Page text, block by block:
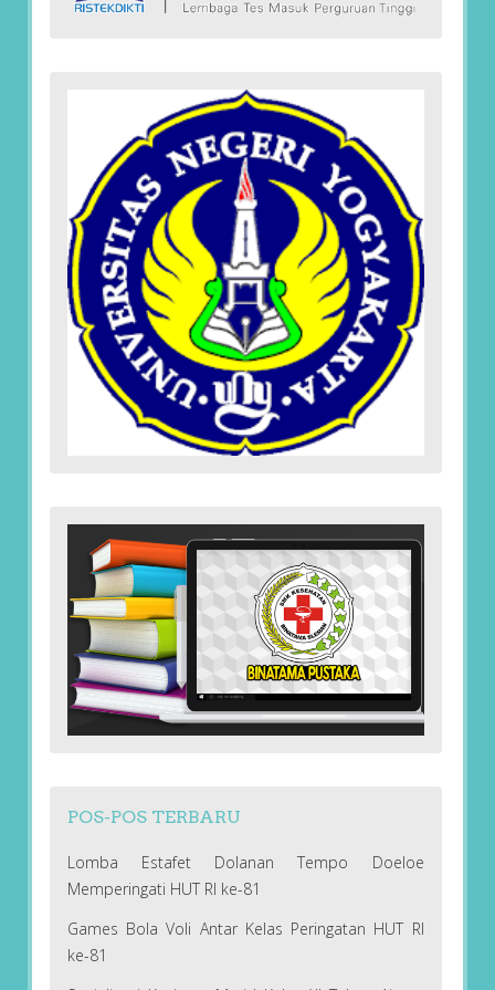
POS-POS TERBARU
Lomba Estafet Dolanan Tempo Doeloe
Memperingati HUT RI ke-81
Games Bola Voli Antar Kelas Peringatan HUT RI
ke-81